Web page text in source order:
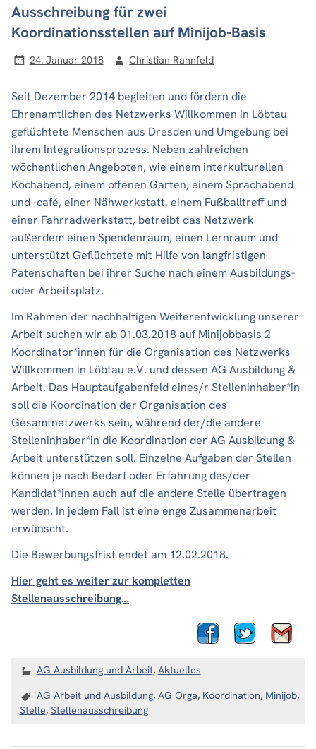
Ausschreibung für zwei
Koordinationsstellen auf Minijob-Basis
24. Januar 2018 Christian Rahnfeld
Seit Dezember 2014 begleiten und fördern die
Ehrenamtlichen des Netzwerks Willkommen in Löbtau
geflüchtete Menschen aus Dresden und Umgebung bei
ihrem Integrationsprozess. Neben zahlreichen
wöchentlichen Angeboten, wie einem interkulturellen
Kochabend, einem offenen Garten, einem Sprachabend
und -café, einer Nähwerkstatt, einem Fußballtreff und
einer Fahrradwerkstatt, betreibt das Netzwerk
außerdem einen Spendenraum, einen Lernraum und
unterstützt Geflüchtete mit Hilfe von langfristigen
Patenschaften bei ihrer Suche nach einem Ausbildungs-
oder Arbeitsplatz.
Im Rahmen der nachhaltigen Weiterentwicklung unserer
Arbeit suchen wir ab 01.03.2018 auf Minijobbasis 2
Koordinator*innen für die Organisation des Netzwerks
Willkommen in Löbtau e.V. und dessen AG Ausbildung &
Arbeit. Das Hauptaufgabenfeld eines/r Stelleninhaber*in
soll die Koordination der Organisation des
Gesamtnetzwerks sein, während der/die andere
Stelleninhaber*in die Koordination der AG Ausbildung &
Arbeit unterstützen soll. Einzelne Aufgaben der Stellen
können je nach Bedarf oder Erfahrung des/der
Kandidat*innen auch auf die andere Stelle übertragen
werden. In jedem Fall ist eine enge Zusammenarbeit
erwünscht.
Die Bewerbungsfrist endet am 12.02.2018.
Hier geht es weiter zur kompletten
Stellenausschreibung…
AG Ausbildung und Arbeit, Aktuelles
AG Arbeit und Ausbildung, AG Orga, Koordination, Minijob,
Stelle, Stellenausschreibung